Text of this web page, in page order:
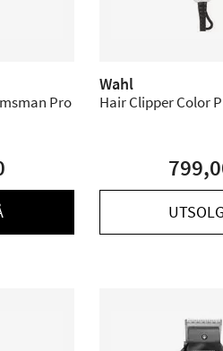
Pro
Wahl
Hair Clipper Color